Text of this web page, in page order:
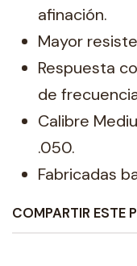
afinación.
Mayor
Respuesta
de
Calibre
.050.
Fabricadas
COMPARTIR ESTE